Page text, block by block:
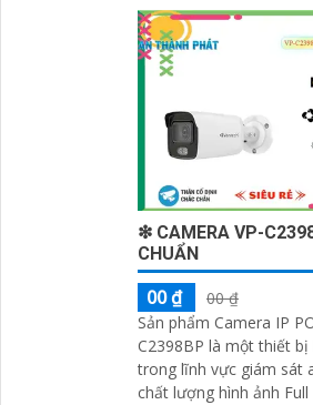
❇ CAMERA VP-
CHUẨN
00 ₫
00 ₫
Sản phẩm Camera IP
C2398BP là một thiết bị
trong lĩnh vực giám sát an
chất lượng hình ảnh